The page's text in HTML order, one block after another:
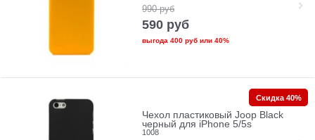
990 руб
590 руб
выгода 400 рубили 40%
Чехол пластиковый Joop Black
черный для iPhone 5/5s
1008
Скидка 40%